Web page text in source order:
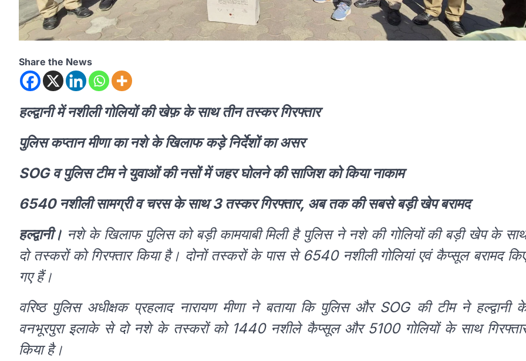
Share the News
हल्द्वानी में नशीली गोलियों की खेफ़ के साथ तीन तस्कर गिरफ्तार
पुलिस कप्तान मीणा का नशे के खिलाफ कड़े निर्देशों का असर
SOG व पुलिस टीम ने युवाओं की नसों में जहर घोलने की साजिश को किया नाकाम
6540 नशीली सामग्री व चरस के साथ 3 तस्कर गिरफ्तार, अब तक की सबसे बड़ी खेप बरामद
हल्द्वानी। नशे के खिलाफ पुलिस को बड़ी कामयाबी मिली है पुलिस ने नशे की गोलियों की बड़ी खेप के
दो तस्करों को गिरफ्तार किया है। दोनों तस्करों के पास से 6540 नशीली गोलियां एवं कैप्सूल बरामद
गए हैं।
वरिष्ठ पुलिस अधीक्षक प्रहलाद नारायण मीणा ने बताया कि पुलिस और SOG की टीम ने हल्द्वानी
वनभूरपुरा इलाके से दो नशे के तस्करों को 1440 नशीले कैप्सूल और 5100 गोलियों के साथ
किया है।